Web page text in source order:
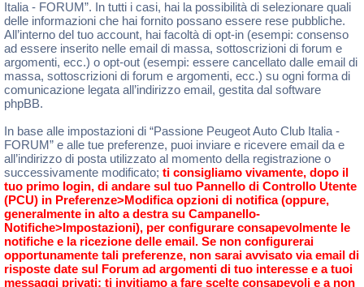
Italia - FORUM”. In tutti i casi, hai la possibilità di selezionare quali
delle informazioni che hai fornito possano essere rese pubbliche.
All’interno del tuo account, hai facoltà di opt-in (esempi: consenso
ad essere inserito nelle email di massa, sottoscrizioni di forum e
argomenti, ecc.) o opt-out (esempi: essere cancellato dalle email di
massa, sottoscrizioni di forum e argomenti, ecc.) su ogni forma di
comunicazione legata all’indirizzo email, gestita dal software
phpBB.
In base alle impostazioni di “Passione Peugeot Auto Club Italia -
FORUM” e alle tue preferenze, puoi inviare e ricevere email da e
all’indirizzo di posta utilizzato al momento della registrazione o
successivamente modificato; ti consigliamo vivamente, dopo il
tuo primo login, di andare sul tuo Pannello di Controllo Utente
(PCU) in Preferenze>Modifica opzioni di notifica (oppure,
generalmente in alto a destra su Campanello-
Notifiche>Impostazioni), per configurare consapevolmente le
notifiche e la ricezione delle email. Se non configurerai
opportunamente tali preferenze, non sarai avvisato via email di
risposte date sul Forum ad argomenti di tuo interesse e a tuoi
messaggi privati; ti invitiamo a fare scelte consapevoli e a non